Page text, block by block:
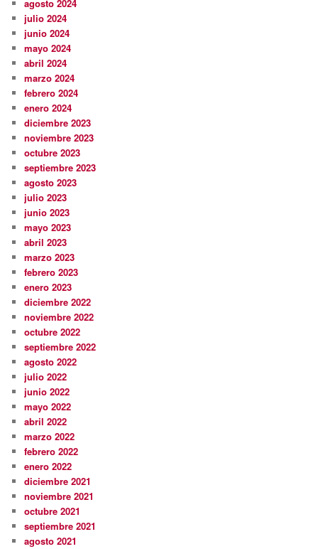
agosto 2024
julio 2024
junio 2024
mayo 2024
abril 2024
marzo 2024
febrero 2024
enero 2024
diciembre 2023
noviembre 2023
octubre 2023
septiembre 2023
agosto 2023
julio 2023
junio 2023
mayo 2023
abril 2023
marzo 2023
febrero 2023
enero 2023
diciembre 2022
noviembre 2022
octubre 2022
septiembre 2022
agosto 2022
julio 2022
junio 2022
mayo 2022
abril 2022
marzo 2022
febrero 2022
enero 2022
diciembre 2021
noviembre 2021
octubre 2021
septiembre 2021
agosto 2021